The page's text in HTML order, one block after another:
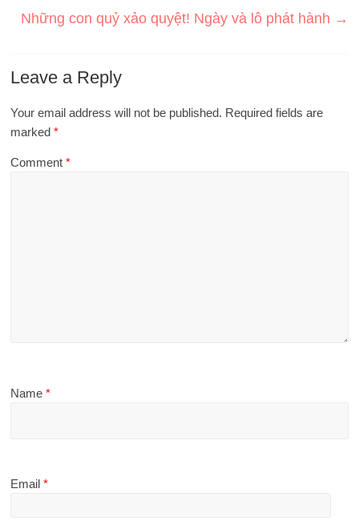
Những con quỷ xảo quyệt! Ngày và lô phát hành →
Leave a Reply
Your email address will not be published. Required fields are
marked*
Comment*
Name*
Email*